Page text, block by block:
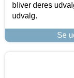
bliver deres
udvalg.
Se